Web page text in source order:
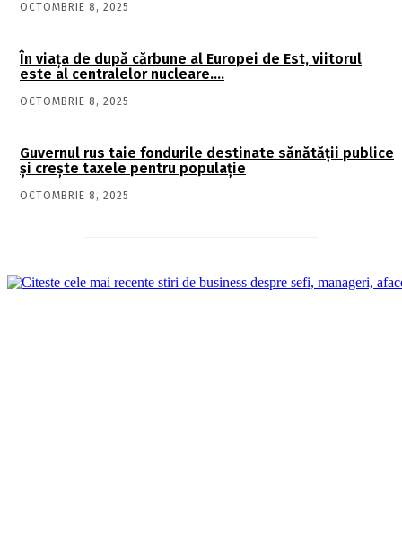
OCTOMBRIE 8, 2025
În viaţa de după cărbune al Europei de Est, viitorul
este al centralelor nucleare….
OCTOMBRIE 8, 2025
Guvernul rus taie fondurile destinate sănătății publice
și crește taxele pentru populație
OCTOMBRIE 8, 2025